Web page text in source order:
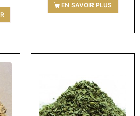
EN SAVOIR PLUS